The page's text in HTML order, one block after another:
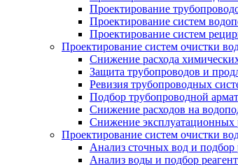
Проектирование
Проектирование систем
Проектирование систем
Проектирование систем очистки
Снижение расхода
Защита трубопроводов и
Ревизия трубопроводных
Подбор трубопроводной
Снижение расходов на
Снижение
Проектирование систем очистки
Анализ сточных вод и подбор
Анализ воды и подбор